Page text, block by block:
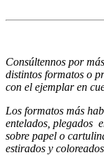
Consúltennos por
distintos formatos o
con el ejemplar en
Los formatos más
entelados, plegados
sobre papel o
estirados y